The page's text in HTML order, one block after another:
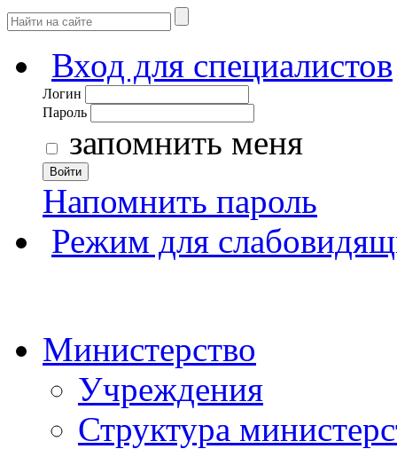
Вход для специалистов
Логин
Пароль
запомнить меня
Войти
Напомнить пароль
Режим для
Министерство
Учреждения
Структура